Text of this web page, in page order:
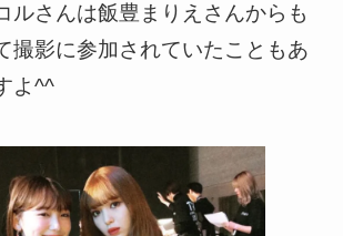
ルさんは飯豊まりえさんからも
撮影に参加されていたこともあ
よ^^